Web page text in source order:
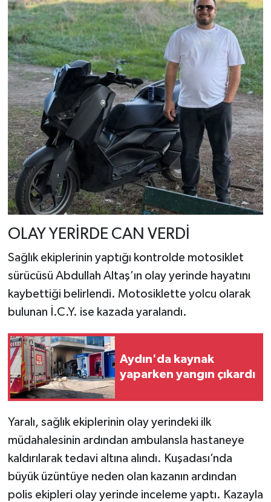
OLAY YERİRDE CAN VERDİ
Sağlık ekiplerinin yaptığı kontrolde motosiklet
sürücüsü Abdullah Altaş’ın olay yerinde hayatını
kaybettiği belirlendi. Motosiklette yolcu olarak
bulunan İ.C.Y. ise kazada yaralandı.
Aydın'da kaynak
yaparken yangın çıkardı
Yaralı, sağlık ekiplerinin olay yerindeki ilk
müdahalesinin ardından ambulansla hastaneye
kaldırılarak tedavi altına alındı. Kuşadası’nda
büyük üzüntüye neden olan kazanın ardından
polis ekipleri olay yerinde inceleme yaptı. Kazayla